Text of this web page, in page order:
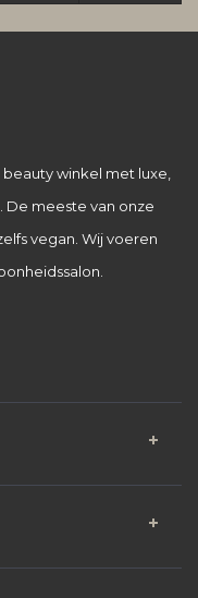
winkel met luxe,
De meeste van onze
vegan. Wij voeren